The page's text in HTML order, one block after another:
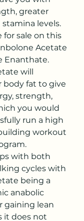
greater
levels.
for sale on this
Acetate
Enanthate.
will
body fat to give
strength,
you would
run a high
workout
with both
cycles with
being a
anabolic
gaining lean
it does not